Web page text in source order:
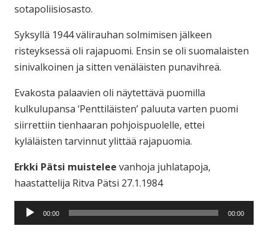
sotapoliisiosasto.
Syksyllä 1944 välirauhan solmimisen jälkeen
risteyksessä oli rajapuomi. Ensin se oli suomalaisten
sinivalkoinen ja sitten venäläisten punavihreä.
Evakosta palaavien oli näytettävä puomilla
kulkulupansa ‘Penttiläisten’ paluuta varten puomi
siirrettiin tienhaaran pohjoispuolelle, ettei
kyläläisten tarvinnut ylittää rajapuomia.
Erkki Pätsi muistelee vanhoja juhlatapoja,
haastattelija Ritva Pätsi 27.1.1984
Äänitoistin
00:00 00:00